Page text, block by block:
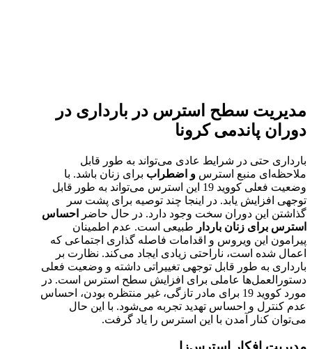
مدیریت سطح استرس در بارداری در
دوران پاندمی کرونا
بارداری حتی در شرایط عادی می‌تواند به طور قابل
ملاحظه‌ای منبع استرس و اضطراب برای زنان باشد. با
وضعیت فعلی کووید 19 این استرس می‌تواند به طور قابل
توجهی افزایش یابد. در اینجا چند توصیه برای پشت سر
گذاشتن این دوران سخت وجود دارد. در حال حاضر
احساس
استرس برای زنان باردار طبیعی است. عدم اطمینان
پیرامون این ویروس و اقدامات فاصله گذاری اجتماعی که
اعمال شده است، ناراحتی زیادی ایجاد می‌کند. نظارت بر
بارداری به طور قابل توجهی تغییراتی داشته و وضعیت فعلی
دستورالعمل‌ها عاملی برای افزایش سطح استرس است. در
مورد کووید 19 برای مادر تازگی، غیر منتظره بودن، احساس
عدم کنترل و احساس تهدید تجربه می‌شود. با این حال
می‌توان کنار آمدن با این استرس را یاد گرفت.